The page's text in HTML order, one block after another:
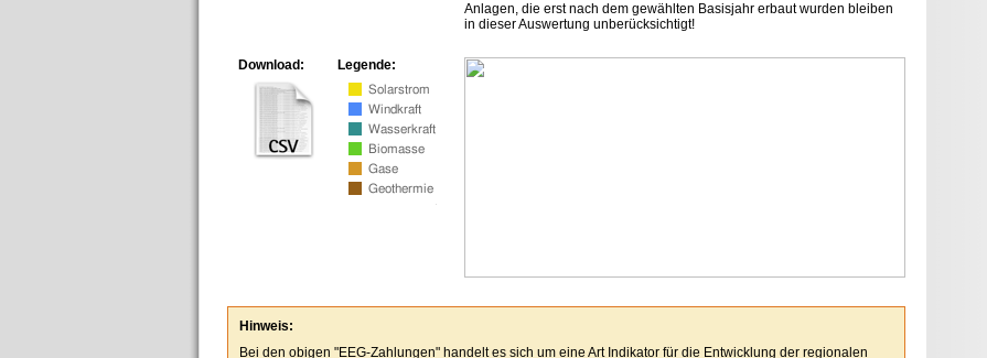
Anlagen, die erst nach dem gewählten Basisjahr erbaut wurden bleiben
in dieser Auswertung unberücksichtigt!
Legende:
Download:
Hinweis:
Bei den obigen "EEG-Zahlungen" handelt es sich um eine Art Indikator für die Entwicklung der regionalen